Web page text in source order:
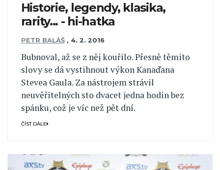
Historie, legendy, klasika,
rarity... - hi-hatka
PETR BALÁŠ , 4. 2. 2016
Bubnoval, až se z něj kouřilo. Přesně těmito
slovy se dá vystihnout výkon Kanaďana
Stevea Gaula. Za nástrojem strávil
neuvěřitelných sto dvacet jedna hodin bez
spánku, což je víc než pět dní.
ČÍST DÁLE